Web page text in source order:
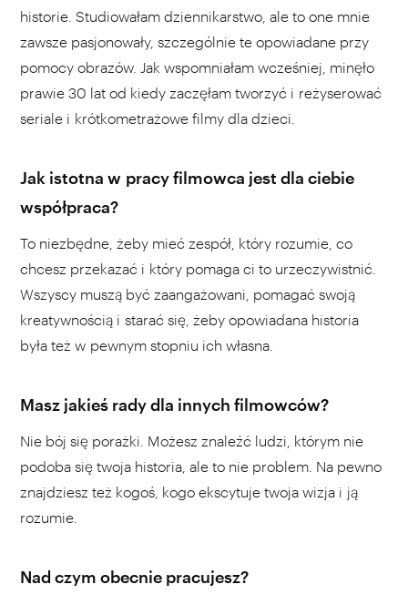
historie. Studiowałam dziennikarstwo, ale to one mnie
zawsze pasjonowały, szczególnie te opowiadane przy
pomocy obrazów. Jak wspomniałam wcześniej, minęło
prawie 30 lat od kiedy zaczęłam tworzyć i reżyserować
seriale i krótkometrażowe filmy dla dzieci.
Jak istotna w pracy filmowca jest dla ciebie
współpraca?
To niezbędne, żeby mieć zespół, który rozumie, co
chcesz przekazać i który pomaga ci to urzeczywistnić.
Wszyscy muszą być zaangażowani, pomagać swoją
kreatywnością i starać się, żeby opowiadana historia
była też w pewnym stopniu ich własna.
Masz jakieś rady dla innych filmowców?
Nie bój się porażki. Możesz znaleźć ludzi, którym nie
podoba się twoja historia, ale to nie problem. Na pewno
znajdziesz też kogoś, kogo ekscytuje twoja wizja i ją
rozumie.
Nad czym obecnie pracujesz?